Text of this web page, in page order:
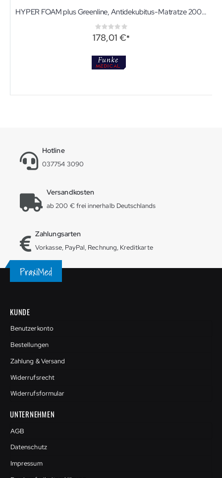
HYPER FOAM plus Greenline, Antidekubitus-Matratze 200 x 90 x 14 cm
Rating:
0%
178,01 €
Hotline
037754 3090
Versandkosten
ab 200 € frei innerhalb Deutschlands
Zahlungsarten
Vorkasse, PayPal, Rechnung, Kreditkarte
KUNDE
Benutzerkonto
Bestellungen
Zahlung & Versand
Widerrufsrecht
Widerrufsformular
UNTERNEHMEN
AGB
Datenschutz
Impressum